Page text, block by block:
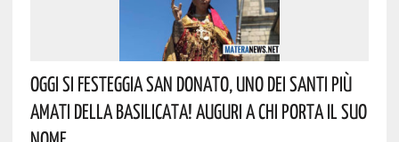
Oggi Si Festeggia San Donato, Uno Dei Santi Più
Amati Della Basilicata! Auguri A Chi Porta Il Suo